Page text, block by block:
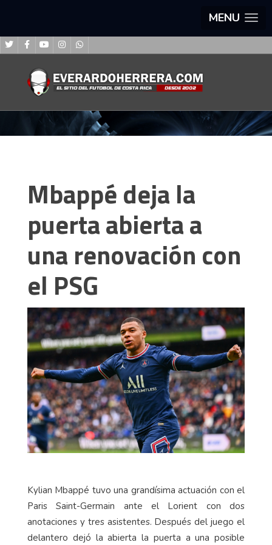
MENU
Mbappé deja la
puerta abierta a
una renovación con
el PSG
Kylian Mbappé tuvo una grandísima actuación con el
Paris Saint-Germain ante el Lorient con dos
anotaciones y tres asistentes. Después del juego el
delantero dejó la abierta la puerta a una posible